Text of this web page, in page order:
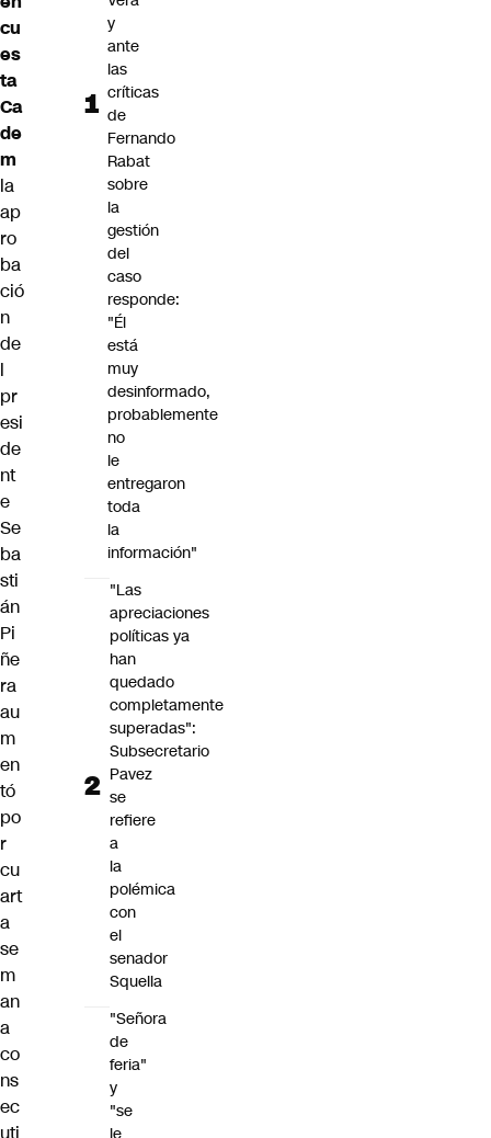
cu
es
ta
Ca
de
m
la
ap
ro
ba
ció
n
de
l
pr
esi
de
nt
e
Se
ba
sti
án
Pi
ñe
ra
au
m
en
tó
po
r
cu
art
a
se
m
an
a
co
ns
ec
uti
y
ante
las
críticas
de
Fernando
Rabat
sobre
la
gestión
del
caso
responde:
"Él
está
muy
desinformado,
probablemente
no
le
entregaron
toda
la
información"
"Las
apreciaciones
políticas ya
han
quedado
completamente
superadas":
Subsecretario
Pavez
se
refiere
a
la
polémica
con
el
senador
Squella
"Señora
de
feria"
y
"se
le